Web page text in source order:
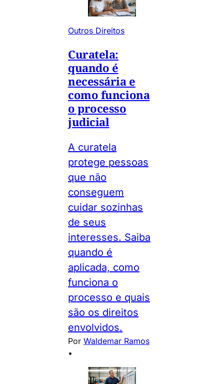
Outros Direitos
Curatela:
quando é
necessária e
como funciona
o processo
judicial
A curatela
protege pessoas
que não
conseguem
cuidar sozinhas
de seus
interesses. Saiba
quando é
aplicada, como
funciona o
processo e quais
são os direitos
envolvidos.
Por Waldemar Ramos
•